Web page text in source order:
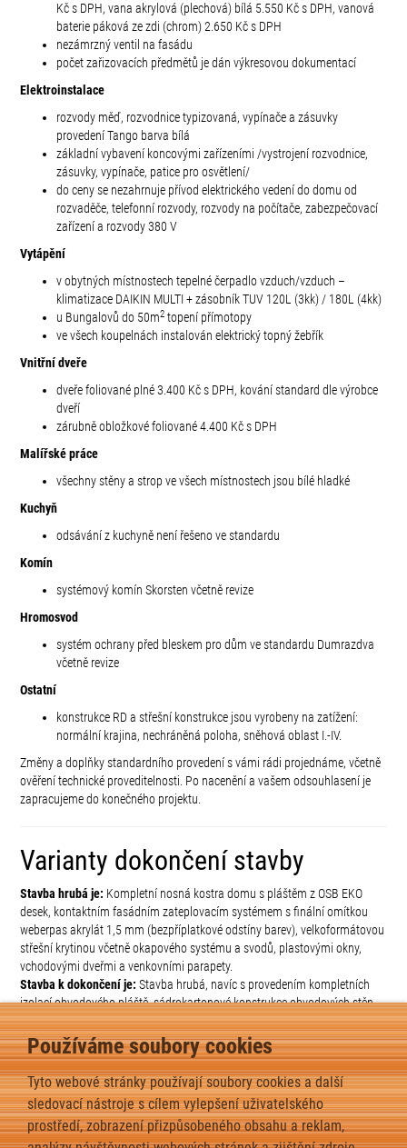
Používáme soubory cookies
Tyto webové stránky používají soubory cookies a další
sledovací nástroje s cílem vylepšení uživatelského
prostředí, zobrazení přizpůsobeného obsahu a reklam,
Kč s DPH, vana akrylová (plechová) bílá 5.550 Kč s DPH, vanová
baterie páková ze zdi (chrom) 2.650 Kč s DPH
nezámrzný ventil na fasádu
počet zařizovacích předmětů je dán výkresovou dokumentací
Elektroinstalace
rozvody měď, rozvodnice typizovaná, vypínače a zásuvky
provedení Tango barva bílá
základní vybavení koncovými zařízeními /vystrojení rozvodnice,
zásuvky, vypínače, patice pro osvětlení/
do ceny se nezahrnuje přívod elektrického vedení do domu od
rozvaděče, telefonní rozvody, rozvody na počítače, zabezpečovací
zařízení a rozvody 380 V
Vytápění
v obytných místnostech tepelné čerpadlo vzduch/vzduch –
klimatizace DAIKIN MULTI + zásobník TUV 120L (3kk) / 180L (4kk)
u Bungalovů do 50m2 topení přímotopy
ve všech koupelnách instalován elektrický topný žebřík
Vnitřní dveře
dveře foliované plné 3.400 Kč s DPH, kování standard dle výrobce
dveří
zárubně obložkové foliované 4.400 Kč s DPH
Malířské práce
všechny stěny a strop ve všech místnostech jsou bílé hladké
Kuchyň
odsávání z kuchyně není řešeno ve standardu
Komín
systémový komín Skorsten včetně revize
Hromosvod
systém ochrany před bleskem pro dům ve standardu Dumrazdva
včetně revize
Ostatní
konstrukce RD a střešní konstrukce jsou vyrobeny na zatížení:
normální krajina, nechráněná poloha, sněhová oblast I.-IV.
Změny a doplňky standardního provedení s vámi rádi projednáme, včetně
ověření technické proveditelnosti. Po nacenění a vašem odsouhlasení je
zapracujeme do konečného projektu.
Varianty dokončení stavby
Stavba hrubá je: Kompletní nosná kostra domu s pláštěm z OSB EKO
desek, kontaktním fasádním zateplovacím systémem s finální omítkou
weberpas akrylát 1,5 mm (bezpříplatkové odstíny barev), velkoformátovou
střešní krytinou včetně okapového systému a svodů, plastovými okny,
vchodovými dveřmi a venkovními parapety.
Stavba k dokončení je: Stavba hrubá, navíc s provedením kompletních
izolací obvodového pláště, sádrokartonové konstrukce obvodových stěn,
stropů a příček. Dále stavba k dokončení obsahuje kompletní topný
systém, elektroinstalace a vnitřní rozvody vody a kanalizace bez
koncových prvků. Stavba k dokončení tedy neobsahuje vnitřní schodiště,
vnitřní parapety, vnitřní zárubně a dveře, stejně tak jako finální podlahy,
obklady, nátěry, malby, zařizovací předměty, schodiště atd.
Stavba na klíč je:Stavba k dokončení, včetně sanitárního vybavení,
obkladů, dlažeb, s finálními podlahovými krytinami a bílou výmalbou.